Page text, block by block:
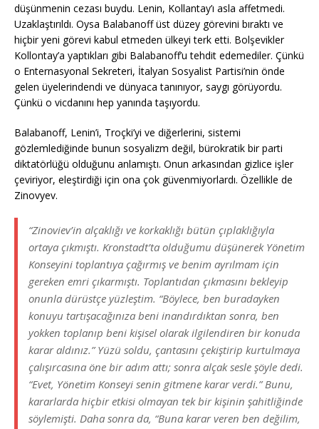
düşünmenin cezası buydu. Lenin, Kollantay’ı asla affetmedi.
Uzaklaştırıldı. Oysa Balabanoff üst düzey görevini bıraktı ve
hiçbir yeni görevi kabul etmeden ülkeyi terk etti. Bolşevikler
Kollontay’a yaptıkları gibi Balabanoff’u tehdit edemediler. Çünkü
o Enternasyonal Sekreteri, İtalyan Sosyalist Partisi’nin önde
gelen üyelerindendi ve dünyaca tanınıyor, saygı görüyordu.
Çünkü o vicdanını hep yanında taşıyordu.
Balabanoff, Lenin’i, Troçki’yi ve diğerlerini, sistemi
gözlemlediğinde bunun sosyalizm değil, bürokratik bir parti
diktatörlüğü olduğunu anlamıştı. Onun arkasından gizlice işler
çeviriyor, eleştirdiği için ona çok güvenmiyorlardı. Özellikle de
Zinovyev.
“Zinoviev’in alçaklığı ve korkaklığı bütün çıplaklığıyla
ortaya çıkmıştı. Kronstadt’ta olduğumu düşünerek Yönetim
Konseyini toplantıya çağırmış ve benim ayrılmam için
gereken emri çıkarmıştı. Toplantıdan çıkmasını bekleyip
onunla dürüstçe yüzleştim. “Böylece, ben buradayken
konuyu tartışacağınıza beni inandırdıktan sonra, ben
yokken toplanıp beni kişisel olarak ilgilendiren bir konuda
karar aldınız.” Yüzü soldu, çantasını çekiştirip kurtulmaya
çalışırcasına öne bir adım attı; sonra alçak sesle şöyle dedi.
“Evet, Yönetim Konseyi senin gitmene karar verdi.” Bunu,
kararlarda hiçbir etkisi olmayan tek bir kişinin şahitliğinde
söylemişti. Daha sonra da, “Buna karar veren ben değilim,